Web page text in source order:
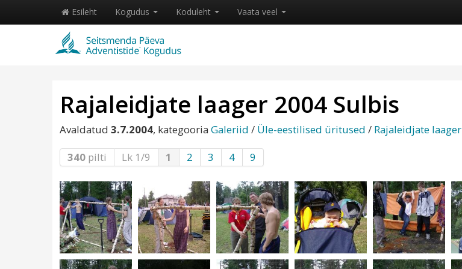
Esileht Kogudus Koduleht Vaata veel
Rajaleidjate laager 2004 Sulbis
Avaldatud 3.7.2004, kategooria Galeriid / Üle-eestilised üritused / Rajaleidjate laager
340 pilti Lk 1/9 1 2 3 4 9